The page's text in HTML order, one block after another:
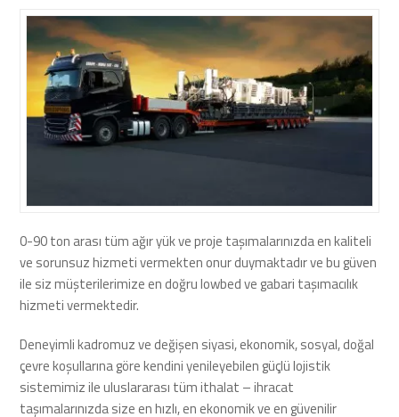
0-90 ton arası tüm ağır yük ve proje taşımalarınızda en kaliteli
ve sorunsuz hizmeti vermekten onur duymaktadır ve bu güven
ile siz müşterilerimize en doğru lowbed ve gabari taşımacılık
hizmeti vermektedir.
Deneyimli kadromuz ve değişen siyasi, ekonomik, sosyal, doğal
çevre koşullarına göre kendini yenileyebilen güçlü lojistik
sistemimiz ile uluslararası tüm ithalat – ihracat
taşımalarınızda size en hızlı, en ekonomik ve en güvenilir